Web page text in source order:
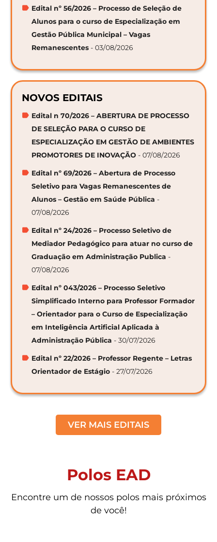
Edital nº 56/2026 – Processo de Seleção de
Alunos para o curso de Especialização em
Gestão Pública Municipal – Vagas
Remanescentes - 03/08/2026
NOVOS EDITAIS
Edital n 70/2026 – ABERTURA DE PROCESSO
DE SELEÇÃO PARA O CURSO DE
ESPECIALIZAÇÃO EM GESTÃO DE AMBIENTES
PROMOTORES DE INOVAÇÃO - 07/08/2026
Edital nº 69/2026 – Abertura de Processo
Seletivo para Vagas Remanescentes de
Alunos – Gestão em Saúde Pública -
07/08/2026
Edital nº 24/2026 – Processo Seletivo de
Mediador Pedagógico para atuar no curso de
Graduação em Administração Publica -
07/08/2026
Edital nº 043/2026 – Processo Seletivo
Simplificado Interno para Professor Formador
– Orientador para o Curso de Especialização
em Inteligência Artificial Aplicada à
Administração Pública - 30/07/2026
Edital nº 22/2026 – Professor Regente – Letras
Orientador de Estágio - 27/07/2026
VER MAIS EDITAIS
Polos EAD
Encontre um de nossos polos mais próximos
de você!